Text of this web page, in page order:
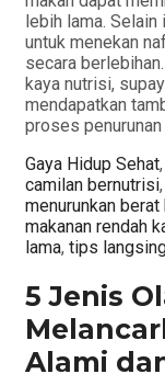
lebih lama.
untuk menekan
secara
kaya nutrisi,
mendapatkan
proses
Categories
Gaya Hidup Sehat,
camilan bernutrisi,
menurunkan berat
makanan rendah
lama, tips
5 Jenis
Alami